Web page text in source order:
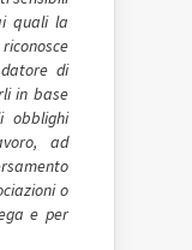
quali la
di
in base
obblighi
ad
o
e per